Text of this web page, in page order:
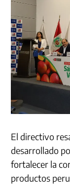
El directivo
desarrollado
fortalecer la
productos